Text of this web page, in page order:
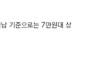
기준으로는 7만원대 상